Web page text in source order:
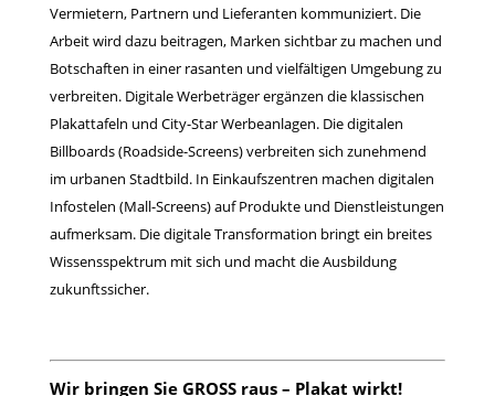
Vermietern, Partnern und Lieferanten kommuniziert. Die
Arbeit wird dazu beitragen, Marken sichtbar zu machen und
Botschaften in einer rasanten und vielfältigen Umgebung zu
verbreiten. Digitale Werbeträger ergänzen die klassischen
Plakattafeln und City-Star Werbeanlagen. Die digitalen
Billboards (Roadside-Screens) verbreiten sich zunehmend
im urbanen Stadtbild. In Einkaufszentren machen digitalen
Infostelen (Mall-Screens) auf Produkte und Dienstleistungen
aufmerksam. Die digitale Transformation bringt ein breites
Wissensspektrum mit sich und macht die Ausbildung
zukunftssicher.
Wir bringen Sie GROSS raus – Plakat wirkt!